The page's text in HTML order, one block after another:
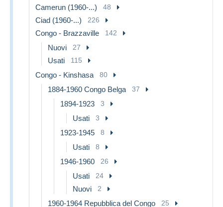
Camerun (1960-...) 48
Ciad (1960-...) 226
Congo - Brazzaville 142
Nuovi 27
Usati 115
Congo - Kinshasa 80
1884-1960 Congo Belga 37
1894-1923 3
Usati 3
1923-1945 8
Usati 8
1946-1960 26
Usati 24
Nuovi 2
1960-1964 Repubblica del Congo 25